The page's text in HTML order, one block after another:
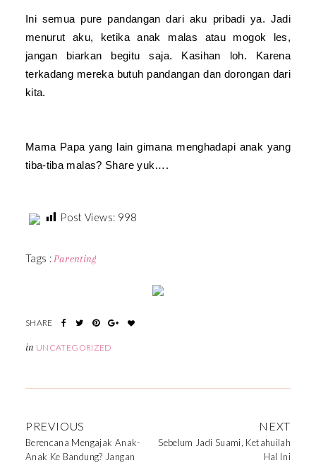
Ini semua pure pandangan dari aku pribadi ya. Jadi
menurut aku, ketika anak malas atau mogok les,
jangan biarkan begitu saja. Kasihan loh. Karena
terkadang mereka butuh pandangan dan dorongan dari
kita.
Mama Papa yang lain gimana menghadapi anak yang
tiba-tiba malas? Share yuk….
Post Views: 998
Tags : Parenting
in UNCATEGORIZED
PREVIOUS
Berencana Mengajak Anak-
Anak Ke Bandung? Jangan
NEXT
Sebelum Jadi Suami, Ketahuilah
Hal Ini